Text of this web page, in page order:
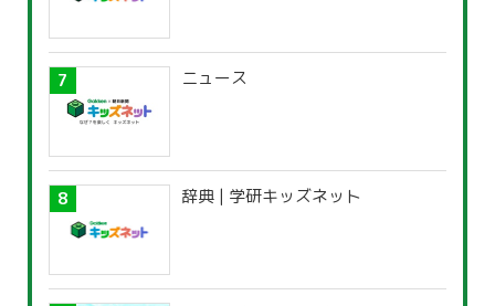
ニュース
辞典 | 学研キッズネット